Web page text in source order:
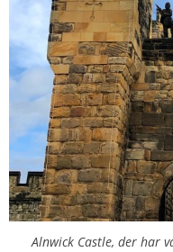
Alnwick Castle, der har